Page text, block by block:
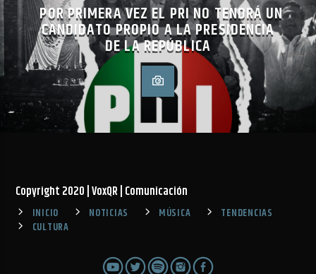
POR PRIMERA VEZ EL PRI NO TENDRÁ UN
CANDIDATO PROPIO A LA PRESIDENCIA
DE LA REPÚBLICA
Copyright 2020 | VoxQR | Comunicación
INICIO NOTICIAS MÚSICA
TENDENCIAS
CULTURA